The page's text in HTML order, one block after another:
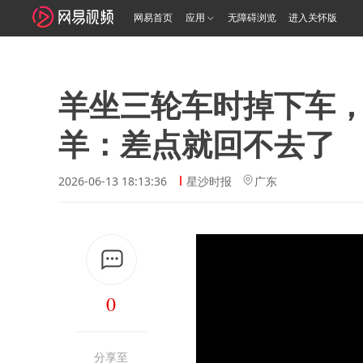
网易首页 应用 无障碍浏览 进入关怀版
羊坐三轮车时掉下车
羊：差点就回不去了
2026-06-13 18:13:36 星沙时报 广东
0
分享至